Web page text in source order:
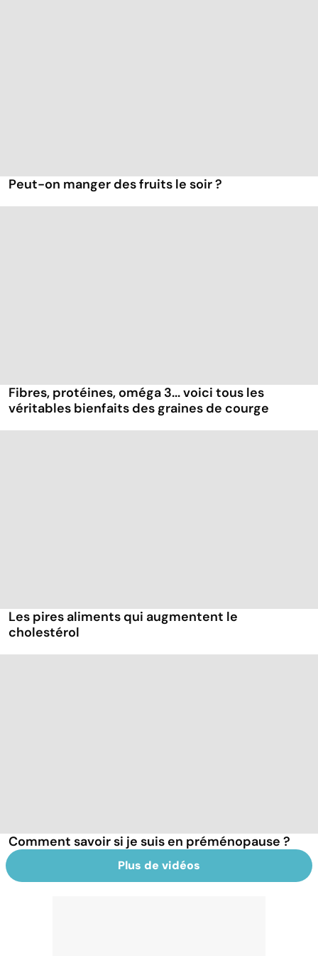
Peut-on manger des fruits le soir ?
Fibres, protéines, oméga 3... voici tous les
véritables bienfaits des graines de courge
Les pires aliments qui augmentent le
cholestérol
Comment savoir si je suis en préménopause ?
Plus de vidéos